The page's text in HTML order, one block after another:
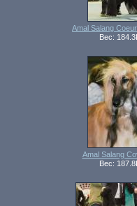
Amal Salang
Вес:
Amal Salang
Вес: